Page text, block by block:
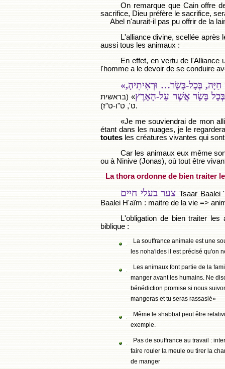
On remarque que Cain offre
sacrifice, Dieu préfère le sacrifice,
Abel n'aurait-il pas pu offrir de la
L'alliance divine, scellée après
aussi tous les animaux :
En effet, en vertu de l'Alliance
l'homme a le devoir de se conduire
חַיָּה, בְּכָל-בָּשָׂר… וּרְאִיתִיהָ,
כָל בָּשָׂראֲשֶׁר עַל-הָאָרֶץ» (בראשית
ט', ט"ו-ט"ז).
«Je me souviendrai de mon
étant dans les nuages, je le
toutes les créatures vivantes qui
Car les animaux eux même
ou à Ninive (Jonas), où tout être
La thora ordonne de bien traiter
Tsaar Baalei
Baalei H'aïm : maitre de la vie =>
L'obligation de bien traiter
biblique :
La souffrance animale est une
les noha'ides il est précisé qu'on
Les animaux font partie de la
manger avant les humains. Ne
bénédiction promise si nous
mangeras et tu seras rassasié»
Même le shabbat peut être
exemple.
Pas de souffrance au travail :
faire rouler la meule ou tirer la
de manger